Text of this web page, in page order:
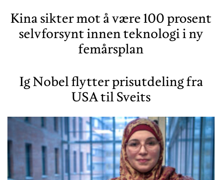
Kina sikter mot å være 100 prosent
selvforsynt innen teknologi i ny
femårsplan
Ig Nobel flytter prisutdeling fra
USA til Sveits